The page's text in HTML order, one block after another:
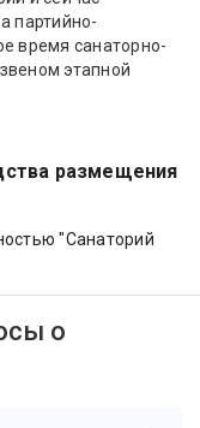
партийно-
время санаторно-
этапной
размещения
"Санаторий
о